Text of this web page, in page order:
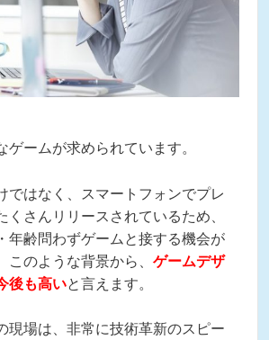
ゲームが求められています。
ではなく、スマートフォンでプレ
くさんリリースされているため、
年齢問わずゲームと接する機会が
このような背景から、 ゲームデザ
後も高いと言えます。
現場は、非常に技術革新のスピー